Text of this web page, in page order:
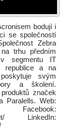
bodují i
se společností
Zebra
trhu předním
segmentu IT
republice a na
svým
a školení.
značek
Paralells. Web:
LinkedIn: